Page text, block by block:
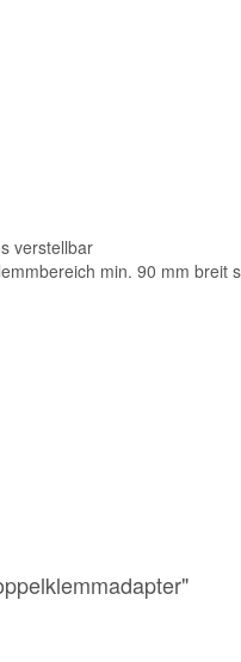
verstellbar
min. 90 mm breit